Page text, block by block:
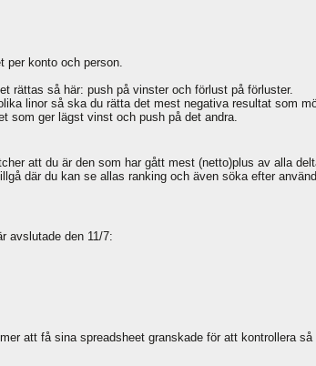
per konto och person.
rättas så här: push på vinster och förlust på förluster.
linor så ska du rätta det mest negativa resultat som
som ger lägst vinst och push på det andra.
att du är den som har gått mest (netto)plus av alla
där du kan se allas ranking och även söka efter
avslutade den 11/7:
att få sina spreadsheet granskade för att kontrollera